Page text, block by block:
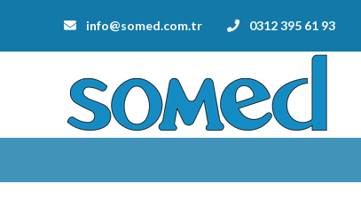
info@somed.com.tr 0312 395 61 93